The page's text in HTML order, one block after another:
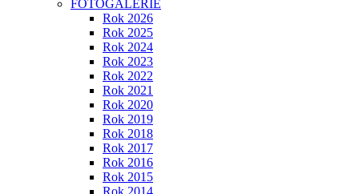
FOTOGALERIE
Rok 2026
Rok 2025
Rok 2024
Rok 2023
Rok 2022
Rok 2021
Rok 2020
Rok 2019
Rok 2018
Rok 2017
Rok 2016
Rok 2015
Rok 2014